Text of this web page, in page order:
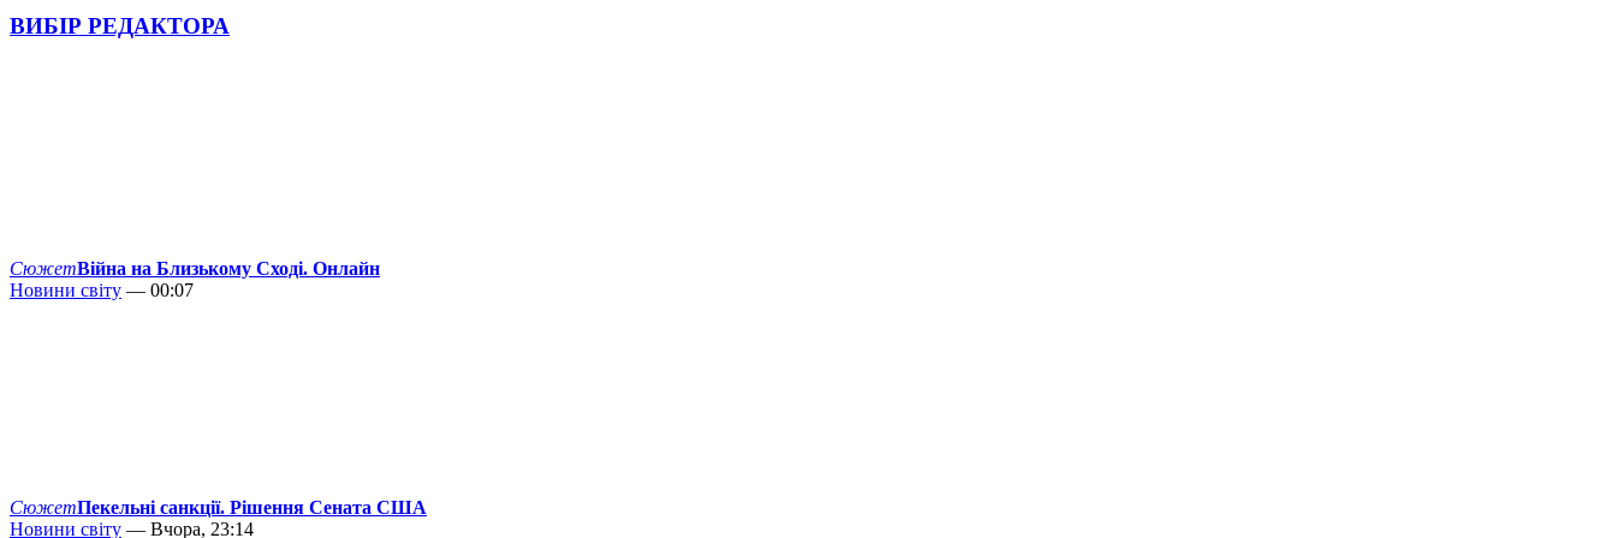
ВИБІР РЕДАКТОРА
СюжетВійна на Близькому Сході. Онлайн
Новини світу — 00:07
СюжетПекельні санкції. Рішення Сената США
Новини світу — Вчора, 23:14